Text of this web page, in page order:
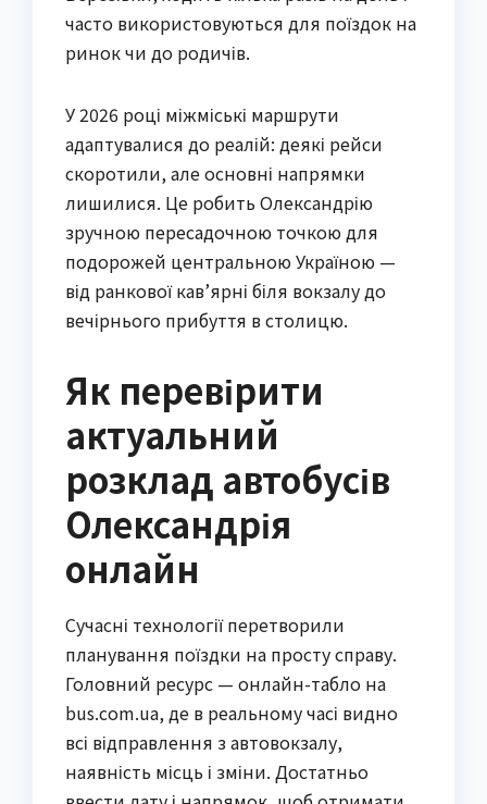
часто використовуються для поїздок на
ринок чи до родичів.
У 2026 році міжміські маршрути
адаптувалися до реалій: деякі рейси
скоротили, але основні напрямки
лишилися. Це робить Олександрію
зручною пересадочною точкою для
подорожей центральною Україною —
від ранкової кав’ярні біля вокзалу до
вечірнього прибуття в столицю.
Як перевірити
актуальний
розклад автобусів
Олександрія
онлайн
Сучасні технології перетворили
планування поїздки на просту справу.
Головний ресурс — онлайн-табло на
bus.com.ua, де в реальному часі видно
всі відправлення з автовокзалу,
наявність місць і зміни. Достатньо